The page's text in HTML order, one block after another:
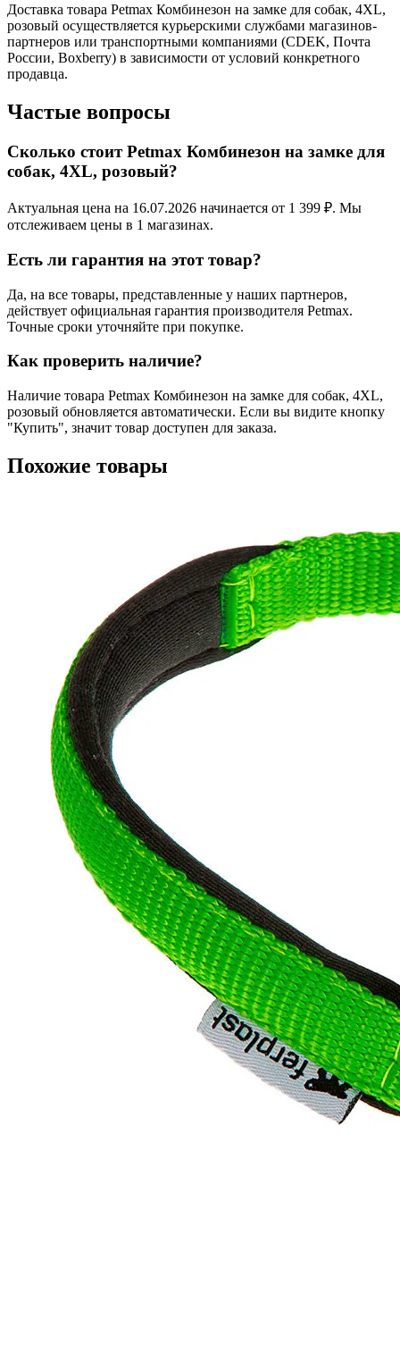
Доставка товара Petmax Комбинезон на замке для собак, 4XL,
розовый осуществляется курьерскими службами магазинов-
партнеров или транспортными компаниями (CDEK, Почта
России, Boxberry) в зависимости от условий конкретного
продавца.
Частые вопросы
Сколько стоит Petmax Комбинезон на замке для
собак, 4XL, розовый?
Актуальная цена на 16.07.2026 начинается от 1 399 ₽. Мы
отслеживаем цены в 1 магазинах.
Есть ли гарантия на этот товар?
Да, на все товары, представленные у наших партнеров,
действует официальная гарантия производителя Petmax.
Точные сроки уточняйте при покупке.
Как проверить наличие?
Наличие товара Petmax Комбинезон на замке для собак, 4XL,
розовый обновляется автоматически. Если вы видите кнопку
"Купить", значит товар доступен для заказа.
Похожие товары